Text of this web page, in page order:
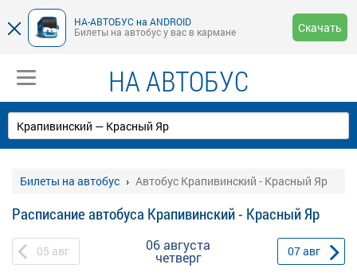
НА-АВТОБУС на ANDROID
Билеты на автобус у вас в кармане
Скачать
НА АВТОБУС
Билеты на автобус Автобус Крапивинский - Красный Яр
Расписание автобуса Крапивинский - Красный Яр
05 авг 06 августа
четверг 07авг